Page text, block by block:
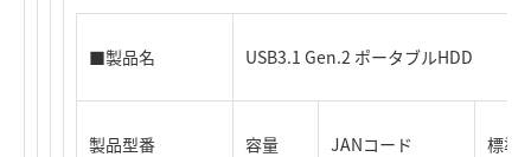
■製品名 USB3.1 Gen.2 ポータブルHDD
製品型番 容量 JANコード 標準